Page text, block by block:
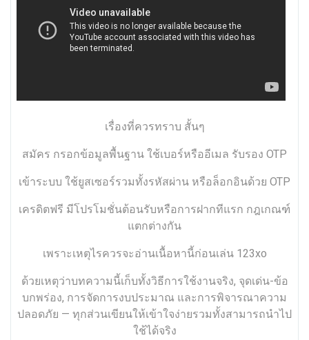
เรื่องที่ควรทราบ สั้นๆ
สมัคร กรอกข้อมูลพื้นฐาน ใช้เบอร์หรืออีเมล รับรอง OTP
เข้าระบบ ใช้ยูสเซอร์รวมทั้งรหัสผ่าน หรือล็อกอินด้วย OTP
เครดิตฟรี มีโปรโมชั่นต้อนรับหรือการฝากทีแรก กฎเกณฑ์
แตกต่างกัน
เพราะเหตุไรควรจะอ่านเนื้อหานี้ก่อนเล่น 123xo
ด้วยเหตุว่าบทความนี้เก็บทั้งวิธีการใช้งานจริง, จุดเด่น-ข้อ
บกพร่อง, การจัดการงบประมาณ และการพิจารณาความ
ปลอดภัย — ทุกส่วนเขียนให้เข้าใจง่ายรวมทั้งสามารถนำไป
ใช้ได้จริง